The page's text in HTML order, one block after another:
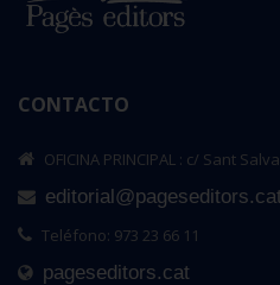
CONTACTO
OFICINA PRINCIPAL : c/ Sant
editorial@pageseditors.cat
Teléfono: 973 23 66 11
pageseditors.cat